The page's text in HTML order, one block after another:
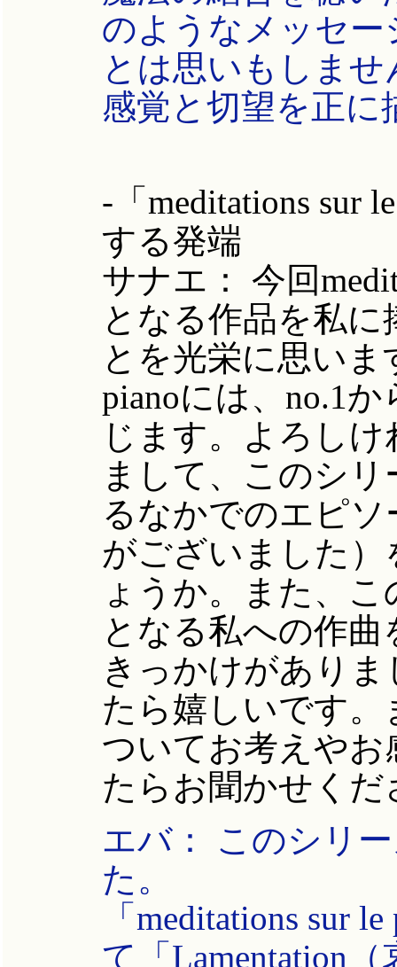
のようなメッセ
とは思いもしま
感覚と切望を正に
-「meditations sur
する発端
サナエ： 今回
となる作品を私
とを光栄に思いま
pianoには、no.1
じます。よろし
まして、このシ
るなかでのエピ
がございました
ょうか。また、
となる私への作
きっかけがあり
たら嬉しいです
ついてお考えや
たらお聞かせくだ
エバ： このシリ
た。
「meditations sur
て「Lamentation